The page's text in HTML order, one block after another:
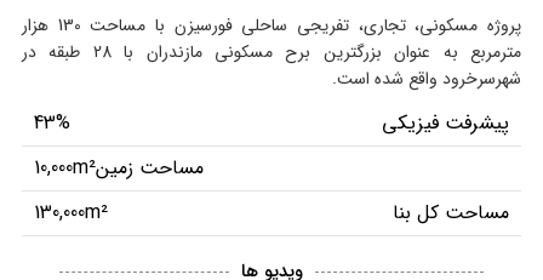
پروژه مسکونی، تجاری، تفریجی ساحلی فورسیزن با مساحت 130 هزار
مترمربع به عنوان بزرگترین برح مسکونی مازندران با 28 طبقه در
شهرسرخرود واقع شده است.
43%
پیشرفت فیزیکی
10,000m²مساحت زمین
130,000m²
مساحت کل بنا
ویدیو ها